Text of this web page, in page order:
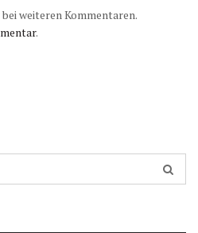
weiteren Kommentaren.
.